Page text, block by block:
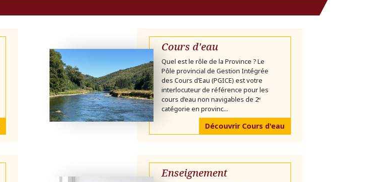
Cours d'eau
Quel est le rôle de la Province ? Le
Pôle provincial de Gestion Intégrée
des Cours d’Eau (PGICE) est votre
interlocuteur de référence pour les
cours d’eau non navigables de 2ᵉ
catégorie en provinc...
Découvrir Cours d'eau
Enseignement